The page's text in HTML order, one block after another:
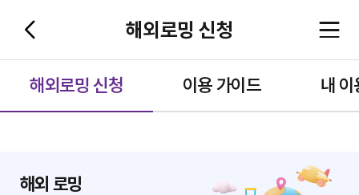
해외로밍 신청
해외로밍 신청 이용 가이드 내 이
해외 로밍